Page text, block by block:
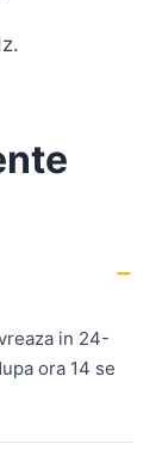
in 24-
ora 14 se